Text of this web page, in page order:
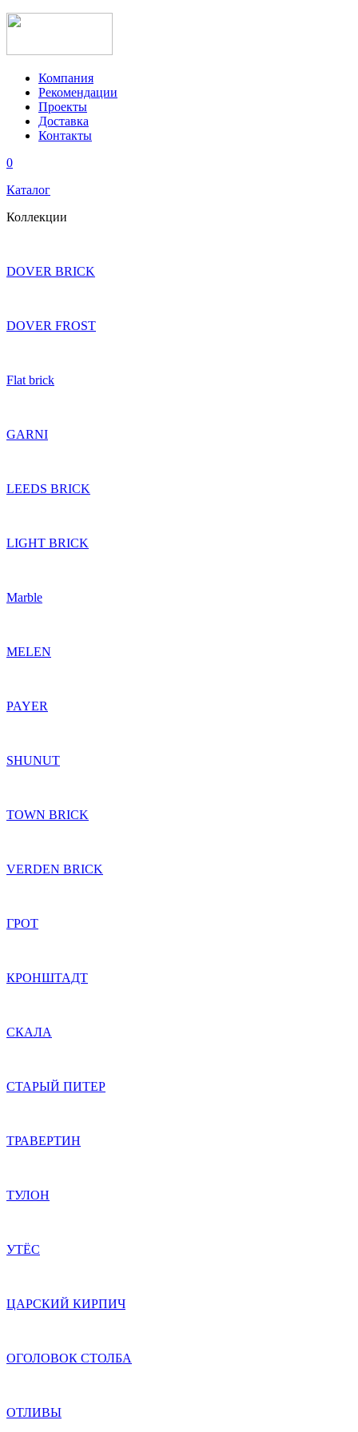
Компания
Рекомендации
Проекты
Доставка
Контакты
0
Каталог
Коллекции
DOVER BRICK
DOVER FROST
Flat brick
GARNI
LEEDS BRICK
LIGHT BRICK
Marble
MELEN
PAYER
SHUNUT
TOWN BRICK
VERDEN BRICK
ГРОТ
КРОНШТАДТ
СКАЛА
СТАРЫЙ ПИТЕР
ТРАВЕРТИН
ТУЛОН
УТЁС
ЦАРСКИЙ КИРПИЧ
ОГОЛОВОК СТОЛБА
ОТЛИВЫ